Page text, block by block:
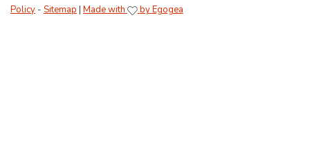
Policy - Sitemap Made with by Egogea